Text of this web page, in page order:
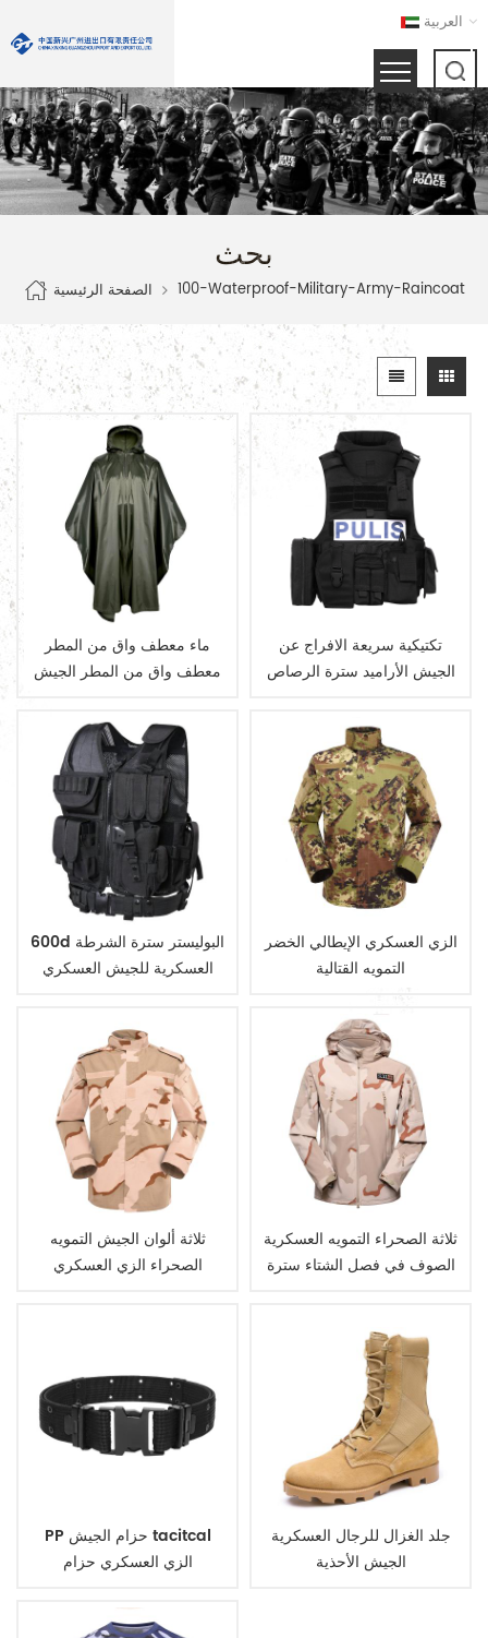
العربية
بحث
الصفحة الرئيسية 100-Waterproof-Military-Army-Raincoat
ماء معطف واق من المطر
معطف واق من المطر الجيش
تكتيكية سريعة الافراج عن
الجيش الأراميد سترة الرصاص
600d البوليستر سترة الشرطة
العسكرية للجيش العسكري
الزي العسكري الإيطالي الخضر
التمويه القتالية
ثلاثة ألوان الجيش التمويه
الصحراء الزي العسكري
ثلاثة الصحراء التمويه العسكرية
الصوف في فصل الشتاء سترة
PP حزام الجيش tacitcal
الزي العسكري حزام
جلد الغزال للرجال العسكرية
الجيش الأحذية